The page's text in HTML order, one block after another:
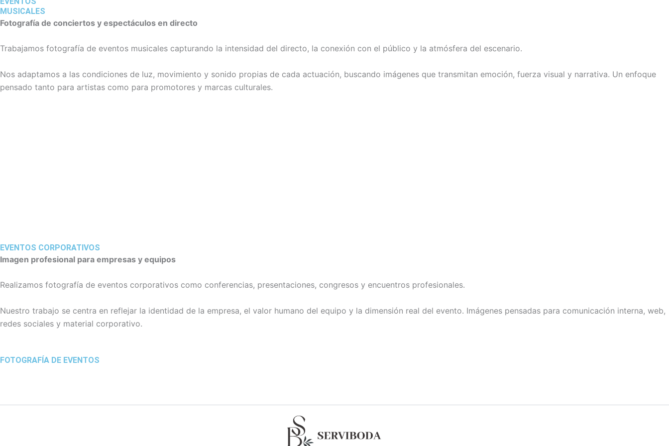
MUSICALES
Fotografía de conciertos y espectáculos en directo
Trabajamos fotografía de eventos musicales capturando la intensidad del directo, la conexión con el público y la atmósfera del escenario.
Nos adaptamos a las condiciones de luz, movimiento y sonido propias de cada actuación, buscando imágenes que transmitan emoción, fuerza visual y narrativa. Un enfoque
pensado tanto para artistas como para promotores y marcas culturales.
EVENTOS CORPORATIVOS
Imagen profesional para empresas y equipos
Realizamos fotografía de eventos corporativos como conferencias, presentaciones, congresos y encuentros profesionales.
Nuestro trabajo se centra en reflejar la identidad de la empresa, el valor humano del equipo y la dimensión real del evento. Imágenes pensadas para comunicación interna, web,
redes sociales y material corporativo.
FOTOGRAFÍA DE EVENTOS